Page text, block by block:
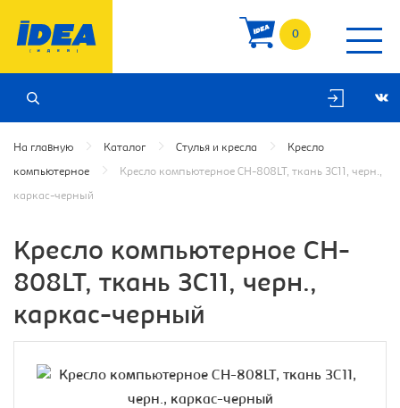
0
На главную Каталог Стулья и кресла Кресло
компьютерное Кресло компьютерное CH-808LT, ткань 3C11, черн.,
каркас-черный
Кресло компьютерное CH-
808LT, ткань 3C11, черн.,
каркас-черный